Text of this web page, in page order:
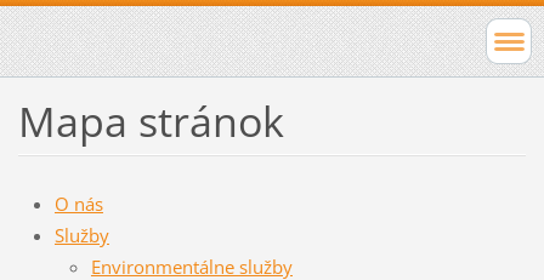
Mapa stránok
O nás
Služby
Environmentálne služby